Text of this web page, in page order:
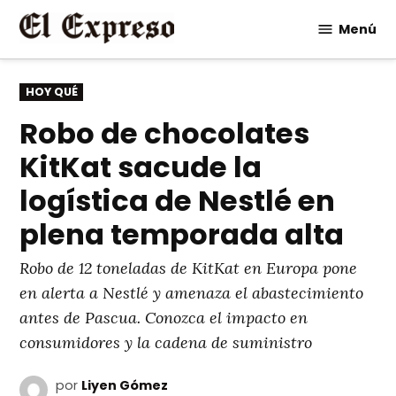
Saltar
contenido
Menú
PUBLICADO
EN
HOY QUÉ
Robo de chocolates
KitKat sacude la
logística de Nestlé en
plena temporada alta
Robo de 12 toneladas de KitKat en Europa pone
en alerta a Nestlé y amenaza el abastecimiento
antes de Pascua. Conozca el impacto en
consumidores y la cadena de suministro
por Liyen Gómez